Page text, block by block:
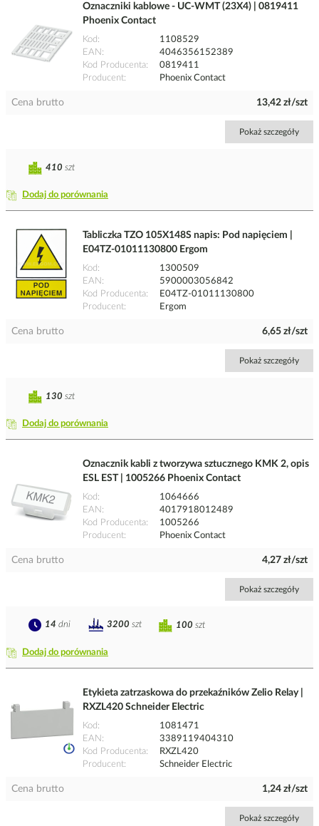
Oznaczniki kablowe - UC-WMT (23X4) | 0819411
Phoenix Contact
Kod
1108529
EAN
4046356152389
Kod Producenta
0819411
Producent
Phoenix Contact
Cena brutto 13,42 zł/szt
Pokaż szczegóły
Dodaj do porównania
410 szt
Tabliczka TZO 105X148S napis: Pod napięciem |
E04TZ-01011130800 Ergom
Kod
1300509
EAN
5900003056842
Kod Producenta
E04TZ-01011130800
Producent
Ergom
Cena brutto 6,65 zł/szt
Pokaż szczegóły
Dodaj do porównania
130 szt
Oznacznik kabli z tworzywa sztucznego KMK 2, opis
ESL EST | 1005266 Phoenix Contact
Kod
1064666
EAN
4017918012489
Kod Producenta
1005266
Producent
Phoenix Contact
Cena brutto 4,27 zł/szt
Pokaż szczegóły
Dodaj do porównania
100 szt
14 dni 3200 szt
Etykieta zatrzaskowa do przekaźników Zelio Relay |
RXZL420 Schneider Electric
Kod
1081471
EAN
3389119404310
Kod Producenta
RXZL420
Producent
Schneider Electric
Cena brutto 1,24 zł/szt
Pokaż szczegóły